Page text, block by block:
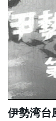
伊勢湾台